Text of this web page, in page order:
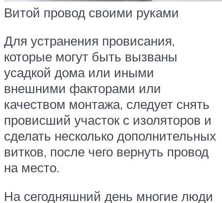
Витой провод своими руками
Для устранения провисания,
которые могут быть вызваны
усадкой дома или иными
внешними факторами или
качеством монтажа, следует снять
провисший участок с изоляторов и
сделать несколько дополнительных
витков, после чего вернуть провод
на место.
На сегодняшний день многие люди